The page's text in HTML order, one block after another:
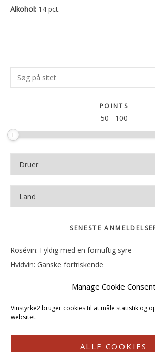
Manage Cookie
Vinstyrke2 bruger cookies til at måle statistik og
websitet.
ALLE COOKIES
Alkohol: 14 pct.
Primær
Sidebar
Søg
på
POINTS
50 - 100
SENESTE
Rosévin: Fyldig med en fornuftig syre
Hvidvin: Ganske forfriskende
Hvidvin: Smørfedme og tropisk sødme
Rosévin: Blød, rund og sødladen